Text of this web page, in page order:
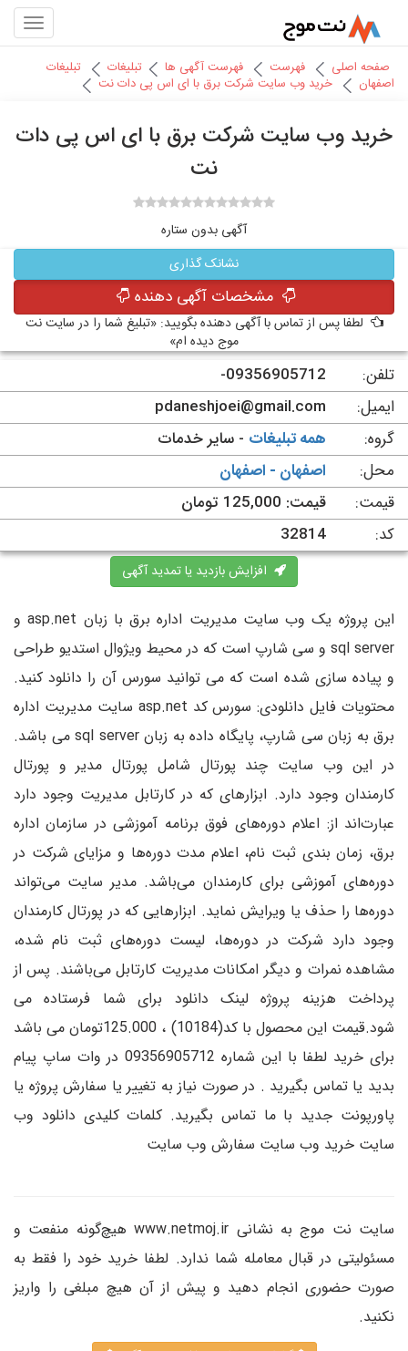
صفحه اصلی فهرست فهرست آگهی ها تبلیغات
تبلیغات
اصفهان
خرید وب سایت شرکت برق با ای اس پی دات نت
خرید وب سایت شرکت برق با ای اس پی دات
نت
آگهی بدون ستاره
نشانک گذاری
مشخصات آگهی دهنده
لطفا پس از تماس با آگهی دهنده بگویید: «تبلیغ شما را در سایت نت
موج دیده ام»
تلفن:
09356905712-
ایمیل:
pdaneshjoei@gmail.com
گروه:
همه تبلیغات - سایر خدمات
محل:
اصفهان - اصفهان
قیمت:
قیمت: 125,000 تومان
کد:
32814
افزایش بازدید یا تمدید آگهی
این پروژه یک وب سایت مدیریت اداره برق با زبان asp.net و
sql server و سی شارپ است که در محیط ویژوال استدیو طراحی
و پیاده سازی شده است که می توانید سورس آن را دانلود کنید.
محتویات فایل دانلودی: سورس کد asp.net سایت مدیریت اداره
برق به زبان سی شارپ، پایگاه داده به زبان sql server می باشد.
در این وب سایت چند پورتال شامل پورتال مدیر و پورتال
کارمندان وجود دارد. ابزارهای که در کارتابل مدیریت وجود دارد
عبارت‌اند از: اعلام دوره‌های فوق برنامه آموزشی در سازمان اداره
برق، زمان بندی ثبت نام، اعلام مدت دوره‌ها و مزایای شرکت در
دوره‌های آموزشی برای کارمندان می‌باشد. مدیر سایت می‌تواند
دوره‌ها را حذف یا ویرایش نماید. ابزارهایی که در پورتال کارمندان
وجود دارد شرکت در دوره‌ها، لیست دوره‌های ثبت نام شده،
مشاهده نمرات و دیگر امکانات مدیریت کارتابل می‌باشند. پس از
پرداخت هزینه پروژه لینک دانلود برای شما فرستاده می
شود.قیمت این محصول با کد(10184) ، 125.000تومان می باشد
برای خرید لطفا با این شماره 09356905712 در وات ساپ پیام
بدید یا تماس بگیرید . در صورت نیاز به تغییر یا سفارش پروژه یا
پاورپونت جدید با ما تماس بگیرید. کلمات کلیدی دانلود وب
سایت خرید وب سایت سفارش وب سایت
سایت نت موج به نشانی www.netmoj.ir هیچ‌گونه منفعت و
مسئولیتی در قبال معامله شما ندارد. لطفا خرید خود را فقط به
صورت حضوری انجام دهید و پیش از آن هیچ مبلغی را واریز
نکنید.